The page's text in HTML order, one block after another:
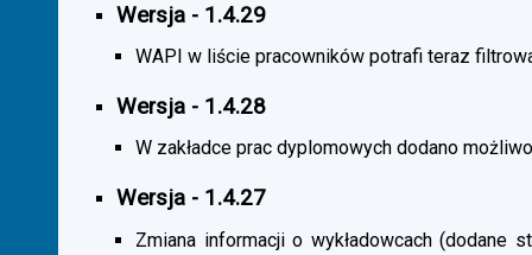
Wersja - 1.4.29
WAPI w liście pracowników potrafi teraz
Wersja - 1.4.28
W zakładce prac dyplomowych dodano
Wersja - 1.4.27
Zmiana informacji o wykładowcach (dodane